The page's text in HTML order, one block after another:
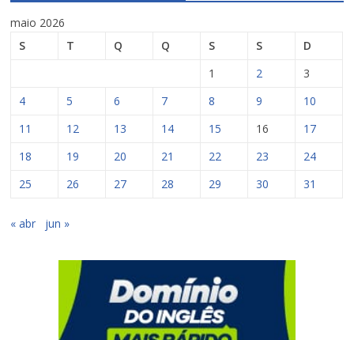
maio 2026
S
T Q Q S S
D
1
2
3
4
5 6 7 8 9
10
11
12 13 14 15 16
17
18
19 20 21 22 23
24
25
26 27 28 29 30 31
« abr jun »